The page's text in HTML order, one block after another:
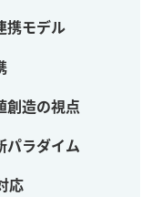
携モデル
創造の視点
パラダイム
応